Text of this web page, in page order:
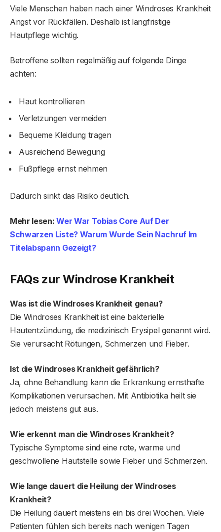
Viele Menschen haben nach einer Windroses Krankheit
Angst vor Rückfällen. Deshalb ist langfristige
Hautpflege wichtig.
Betroffene sollten regelmäßig auf folgende Dinge
achten:
Haut kontrollieren
Verletzungen vermeiden
Bequeme Kleidung tragen
Ausreichend Bewegung
Fußpflege ernst nehmen
Dadurch sinkt das Risiko deutlich.
Mehr lesen:Wer War Tobias Core Auf Der
Schwarzen Liste? Warum Wurde Sein Nachruf Im
Titelabspann Gezeigt?
FAQs zur Windrose Krankheit
Was ist die WindrosesKrankheit genau?
Die Windroses Krankheit ist eine bakterielle
Hautentzündung, die medizinisch Erysipel genannt wird.
Sie verursacht Rötungen, Schmerzen und Fieber.
Ist die Windroses Krankheit gefährlich?
Ja, ohne Behandlung kann die Erkrankung ernsthafte
Komplikationen verursachen. Mit Antibiotika heilt sie
jedoch meistens gut aus.
Wie erkennt man die Windroses Krankheit?
Typische Symptome sind eine rote, warme und
geschwollene Hautstelle sowie Fieber und Schmerzen.
Wie lange dauert die Heilung der Windroses
Krankheit?
Die Heilung dauert meistens ein bis drei Wochen. Viele
Patienten fühlen sich bereits nach wenigen Tagen